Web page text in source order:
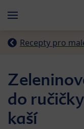
Menü
Recepty pro
do
kaší